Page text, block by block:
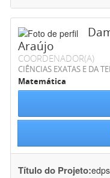
Araújo
COORDENADOR(A)
CIÊNCIAS EXATAS E DA
Matemática
Título do Projeto: